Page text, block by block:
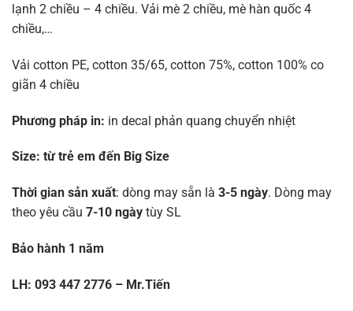
lạnh 2 chiều – 4 chiều. Vải mè 2 chiều, mè hàn quốc 4
chiều,…
Vải cotton PE, cotton 35/65, cotton 75%, cotton 100% co
giãn 4 chiều
Phương pháp in: in decal phản quang chuyển nhiệt
Size: từ trẻ em đến Big Size
Thời gian sản xuất: dòng may sẵn là 3-5 ngày. Dòng may
theo yêu cầu 7-10 ngàytùy SL
Bảo hành 1 năm
LH: 093 447 2776 – Mr.Tiến